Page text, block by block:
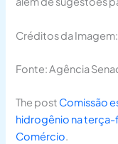
Créditos da
Fonte: Agência
The post Comissão
hidrogênio na terça-
Comércio.